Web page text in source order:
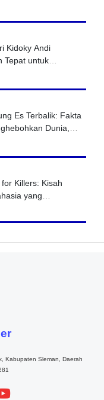
Kidoky Andi
Tepat untuk
Es Terbalik: Fakta
Dunia,
Killers: Kisah
yang
Kabupaten Sleman, Daerah